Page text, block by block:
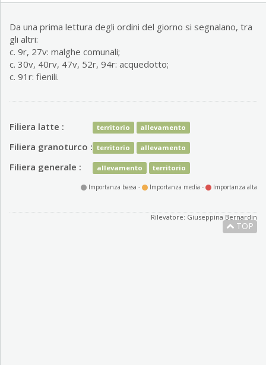
Da una prima lettura degli ordini del giorno si segnalano, tra
gli altri:
c. 9r, 27v: malghe comunali;
c. 30v, 40rv, 47v, 52r, 94r: acquedotto;
c. 91r: fienili.
Filiera latte : territorio allevamento
Filiera granoturco : territorio allevamento
Filiera generale : allevamento territorio
Importanza bassa - Importanza media - Importanza alta
Rilevatore: Giuseppina Bernardin
TOP